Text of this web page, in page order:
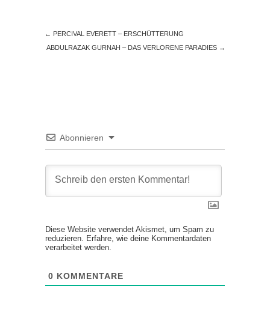
← PERCIVAL EVERETT – ERSCHÜTTERUNG
ABDULRAZAK GURNAH – DAS VERLORENE PARADIES →
Abonnieren
Diese Website verwendet Akismet, um Spam zu
reduzieren. Erfahre, wie deine Kommentardaten
verarbeitet werden.
0 KOMMENTARE